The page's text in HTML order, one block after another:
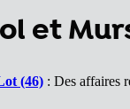
et
(46) : Des affaires